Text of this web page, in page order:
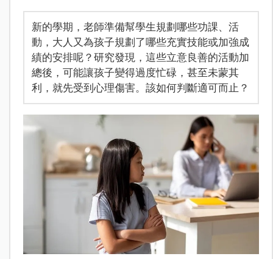
新的學期，老師準備幫學生規劃哪些功課、活
動，大人又為孩子規劃了哪些充實技能或加強成
績的安排呢？研究發現，這些立意良善的活動加
總後，可能讓孩子變得過度忙碌，甚至未蒙其
利，就先受到心理傷害。該如何判斷適可而止？